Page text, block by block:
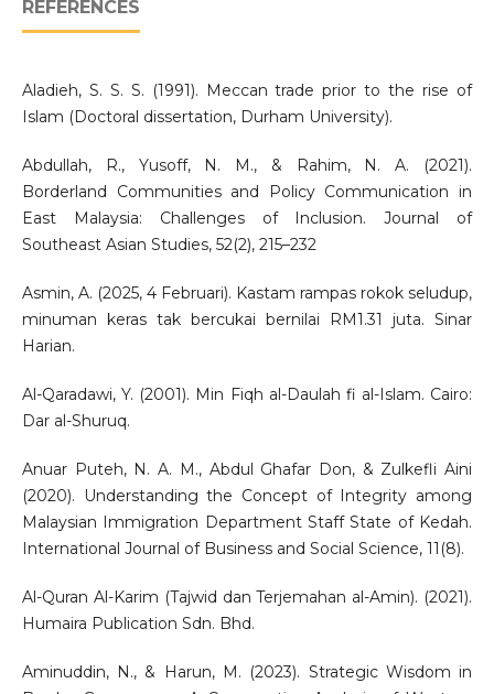
REFERENCES
Aladieh, S. S. S. (1991). Meccan trade prior to the rise of
Islam (Doctoral dissertation, Durham University).
Abdullah, R., Yusoff, N. M., & Rahim, N. A. (2021).
Borderland Communities and Policy Communication in
East Malaysia: Challenges of Inclusion. Journal of
Southeast Asian Studies, 52(2), 215–232
Asmin, A. (2025, 4 Februari). Kastam rampas rokok seludup,
minuman keras tak bercukai bernilai RM1.31 juta. Sinar
Harian.
Al-Qaradawi, Y. (2001). Min Fiqh al-Daulah fi al-Islam. Cairo:
Dar al-Shuruq.
Anuar Puteh, N. A. M., Abdul Ghafar Don, & Zulkefli Aini
(2020). Understanding the Concept of Integrity among
Malaysian Immigration Department Staff State of Kedah.
International Journal of Business and Social Science, 11(8).
Al-Quran Al-Karim (Tajwid dan Terjemahan al-Amin). (2021).
Humaira Publication Sdn. Bhd.
Aminuddin, N., & Harun, M. (2023). Strategic Wisdom in